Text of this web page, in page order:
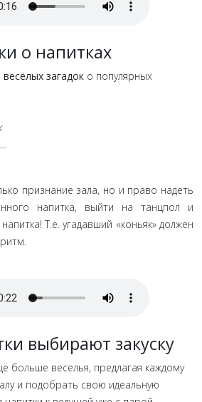
о напитках
весёлых загадок о популярных
признание зала, но и право надеть
напитка, выйти на танцпол и
Т.е. угадавший «коньяк» должен
выбирают закуску
больше веселья, предлагая каждому
и подобрать свою идеальную